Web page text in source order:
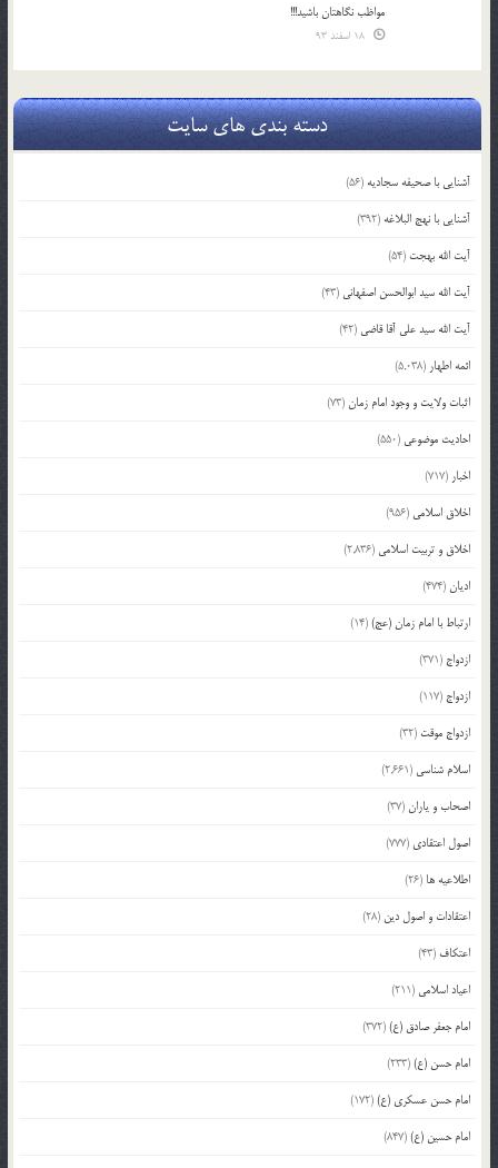
مواظب نگاهتان باشید!!!
دسته بندی های سایت
آشنایی با صحیفه سجادیه (56)
آشنایی با نهج البلاغه (392)
آیت الله بهجت (54)
آیت الله سید ابوالحسن اصفهانی (43)
آیت الله سید علی آقا قاضی (42)
ائمه اطهار (5,038)
اثبات ولایت و وجود امام زمان(73)
احادیث موضوعی (550)
اخبار (717)
اخلاق اسلامی (956)
اخلاق و تربیت اسلامی (2,836)
ادیان(474)
ارتباط با امام زمان (عج)(14)
ازدواج (371)
ازدواج (117)
ازدواج موقت (32)
اسلام شناسی (2,661)
اصحاب و یاران(37)
اصول اعتقادی (777)
اطلاعیه ها (26)
اعتقادات و اصول دین (28)
اعتکاف (43)
اعیاد اسلامی (211)
امام جعفر صادق (ع)(372)
امام حسن (ع)(233)
امام حسن عسکری (ع)(172)
امام حسین (ع)(847)